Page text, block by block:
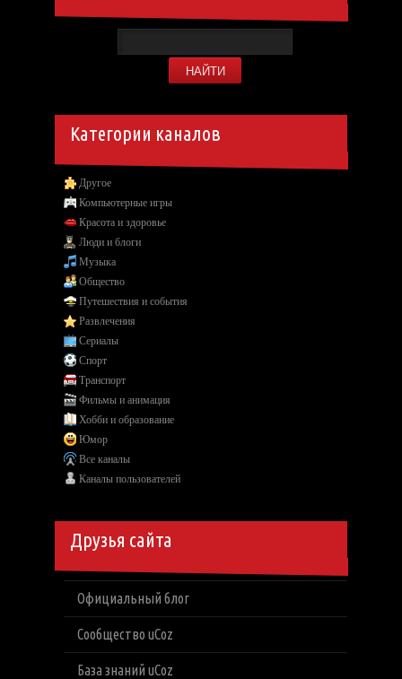
Категории каналов
Другое
Компьютерные игры
Красота и здоровье
Люди и блоги
Музыка
Общество
Путешествия и события
Развлечения
Сериалы
Спорт
Транспорт
Фильмы и анимация
Хобби и образование
Юмор
Все каналы
Каналы пользователей
Друзья сайта
Официальный блог
Сообщество uCoz
База знаний uCoz